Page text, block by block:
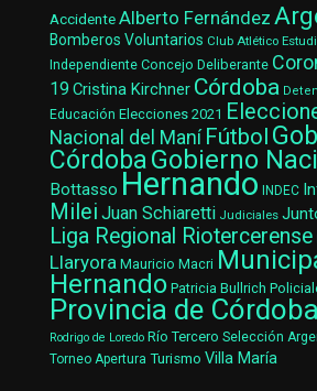
AccidenteAlberto Fernández
Bomberos Voluntarios Club Atlético
Independiente Concejo Deliberante
19 Cristina Kirchner Córdoba
Educación Elecciones 2021
Nacional del Maní Fútbol
CórdobaGobierno
Bottasso Hernando INDEC
Milei Juan Schiaretti Judiciales
Liga Regional Riotercerense
Llaryora Mauricio Macri
Hernando Patricia Bullrich
Provincia de Córdoba
Rodrigo de Loredo Río Tercero Selección
Torneo Apertura Turismo Villa María